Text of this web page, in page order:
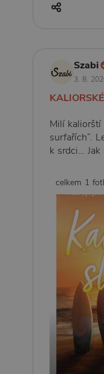
Szabi
3. 8.
Milí kaliorští
surfařích“.
k srdci…
celkem 1